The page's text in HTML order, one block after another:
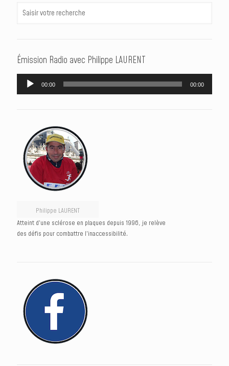
Émission Radio avec Philippe LAURENT
Lecteur
audio
00:00 00:00
Philippe LAURENT
Atteint d’une sclérose en plaques depuis 1996, je relève
des défis pour combattre l’inaccessibilité.